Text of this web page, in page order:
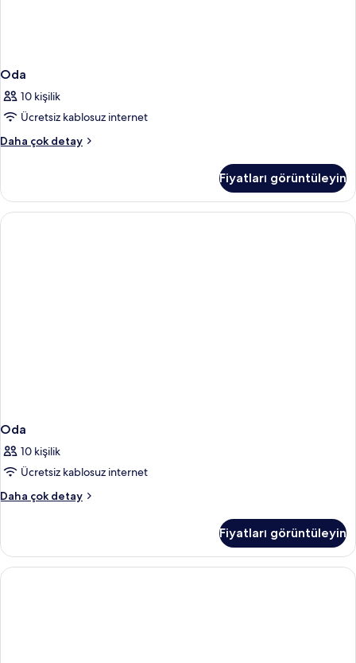
Oda
10 kişilik
Ücretsiz kablosuz internet
Daha çok detay
Oda
detay
Fiyatları görüntüleyin
Oda
10 kişilik
Ücretsiz kablosuz internet
Daha çok detay
Oda
detay
Fiyatları görüntüleyin